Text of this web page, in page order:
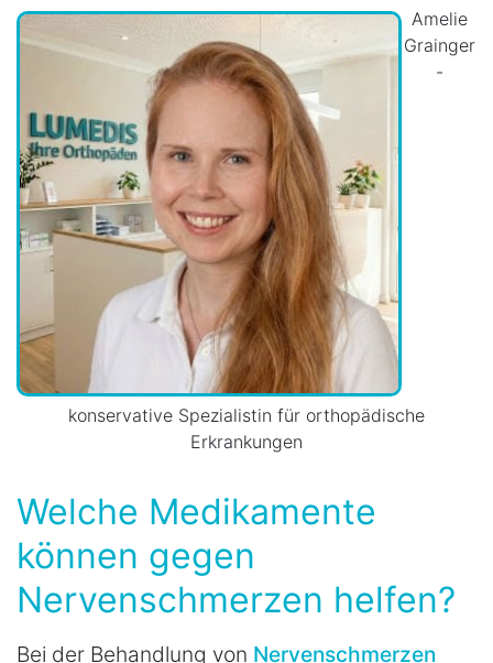
Amelie
Grainger
-
konservative Spezialistin für orthopädische
Erkrankungen
Welche Medikamente
können gegen
Nervenschmerzen helfen?
Bei der Behandlung von Nervenschmerzen